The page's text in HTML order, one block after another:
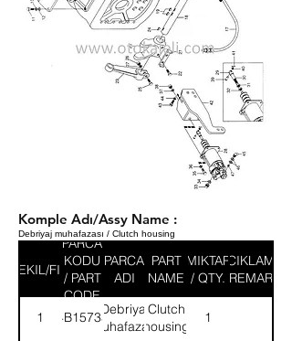
Komple Adı/Assy Name :
Debriyaj muhafazası / Clutch housing
SEKIL/FIG
PARCA
KODU
/ PART
CODE
PARCA
ADI
PART
NAME
MIKTAR
/ QTY.
ACIKLAMA
/ REMARK
1 4B15735
Debriyaj
muhafazası
Clutch
housing
1